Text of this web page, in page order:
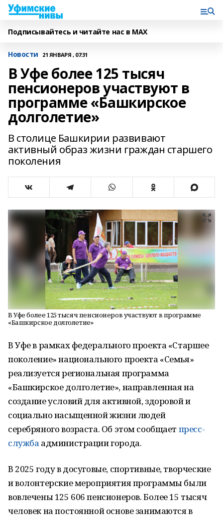
Подписывайтесь и читайте нас в MAX
Новости 21 ЯНВАРЯ , 07:31
В Уфе более 125 тысяч
пенсионеров участвуют в
программе «Башкирское
долголетие»
В столице Башкирии развивают
активный образ жизни граждан старшего
поколения
В Уфе более 125 тысяч пенсионеров участвуют в программе
«Башкирское долголетие»
В Уфе в рамках федерального проекта «Старшее
поколение» национального проекта «Семья»
реализуется региональная программа
«Башкирское долголетие», направленная на
создание условий для активной, здоровой и
социально насыщенной жизни людей
серебряного возраста. Об этом сообщает пресс-
служба администрации города.
В 2025 году в досуговые, спортивные, творческие
и волонтерские мероприятия программы были
вовлечены 125 606 пенсионеров. Более 15 тысяч
человек на постоянной основе занимаются в